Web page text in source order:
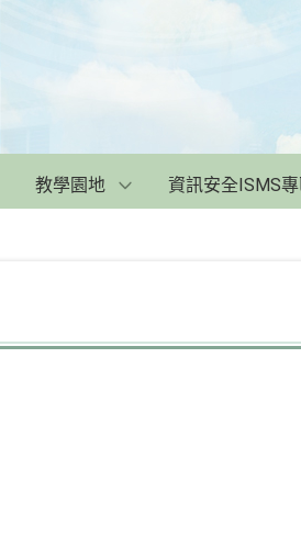
教學園地 資訊安全ISMS